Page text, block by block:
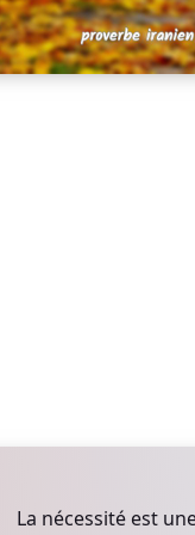
La nécessité est